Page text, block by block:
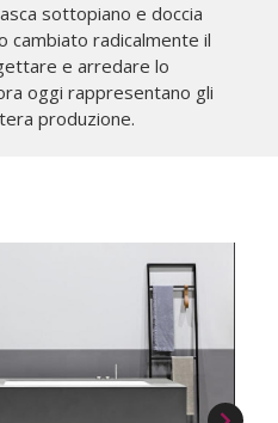
sottopiano e doccia
cambiato radicalmente il
e arredare lo
oggi rappresentano gli
produzione.